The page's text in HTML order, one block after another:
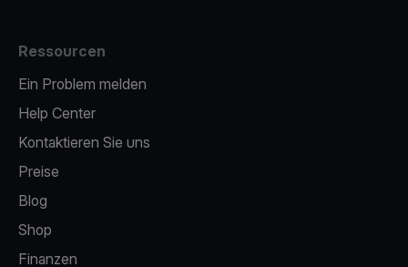
Ressourcen
Ein Problem melden
Help Center
Kontaktieren Sie uns
Preise
Blog
Shop
Finanzen